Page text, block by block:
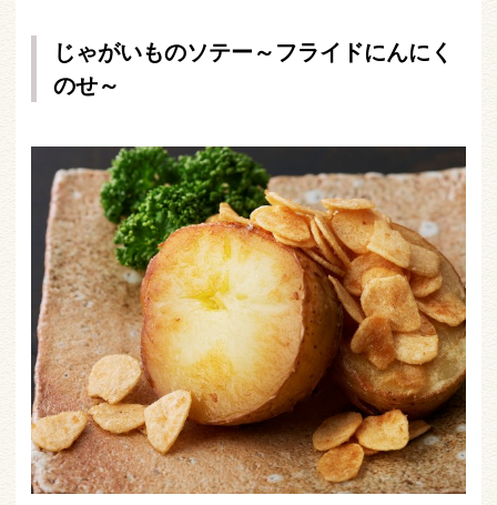
じゃがいものソテー～フライドにんにく
のせ～